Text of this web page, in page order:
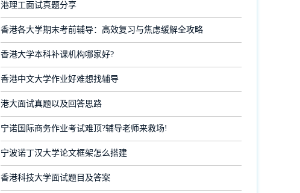
港理工面试真题分享
香港各大学期末考前辅导：高效复习与焦虑缓解全攻略
香港大学本科补课机构哪家好?
香港中文大学作业好难想找辅导
港大面试真题以及回答思路
宁诺国际商务作业考试难顶?辅导老师来救场!
宁波诺丁汉大学论文框架怎么搭建
香港科技大学面试题目及答案